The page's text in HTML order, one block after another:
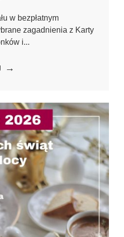
w bezpłatnym
zagadnienia z Karty
i...
→